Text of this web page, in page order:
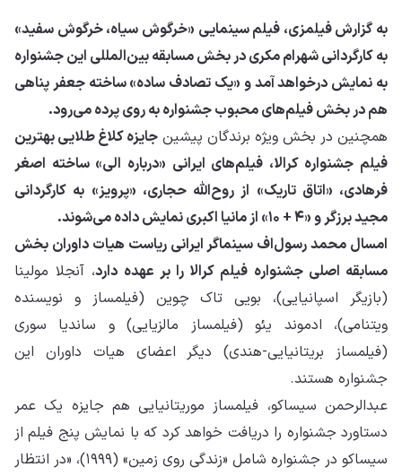
به گزارش فیلمزی، فیلم سینمایی «خرگوش سیاه، خرگوش سفید»
به کارگردانی شهرام مکری در بخش مسابقه بین‌المللی این جشنواره
به نمایش درخواهد آمد و «یک تصادف ساده» ساخته جعفر پناهی
هم در بخش فیلم‌های محبوب جشنواره به روی پرده می‌رود.
همچنین در بخش ویژه‌ برندگان پیشین جایزه کلاغ طلایی بهترین
فیلم جشنواره کرالا، فیلم‌های ایرانی «درباره الی» ساخته اصغر
فرهادی، «اتاق تاریک» از روح‌الله حجاری، «پرویز» به کارگردانی
مجید برزگر و «۴ + ۱۰» از مانیا اکبری نمایش داده می‌شوند.
امسال محمد رسول‌اف سینماگر ایرانی ریاست هیات داوران بخش
مسابقه اصلی جشنواره فیلم کرالا را بر عهده دارد، آنجلا مولینا
(بازیگر اسپانیایی)، بویی تاک چوین (فیلمساز و نویسنده
ویتنامی)، ادموند یئو (فیلمساز مالزیایی) و ساندیا سوری
(فیلمساز بریتانیایی-هندی) دیگر اعضای هیات داوران این
جشنواره هستند.
عبدالرحمن سیساکو، فیلمساز موریتانیایی هم جایزه یک عمر
دستاورد جشنواره را دریافت خواهد کرد که با نمایش پنج فیلم از
سیساکو در جشنواره شامل «زندگی روی زمین» (۱۹۹۹)، «در انتظار